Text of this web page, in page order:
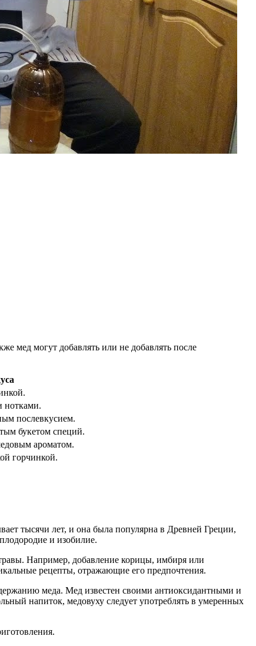
мед могут добавлять или не добавлять после
нотками.
послевкусием.
букетом специй.
ароматом.
горчинкой.
тысячи лет, и она была популярна в Древней Греции,
и изобилие.
Например, добавление корицы, имбиря или
рецепты, отражающие его предпочтения.
меда. Мед известен своими антиоксидантными и
напиток, медовуху следует употреблять в умеренных